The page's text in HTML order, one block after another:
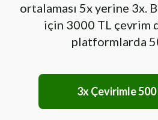
ortalaması 5x yerine 3x.
için 3000 TL çevrim
platformlarda
3x Çevirimle